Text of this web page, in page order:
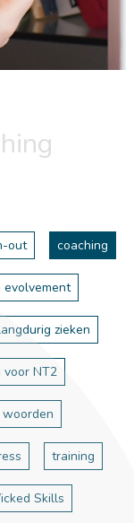
out coaching
evolvement
zieken
voor NT2
woorden
training
Skills